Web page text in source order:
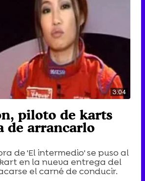
3:04
piloto de karts
de arrancarlo
de 'El intermedio' se puso al
en la nueva entrega del
el carné de conducir.